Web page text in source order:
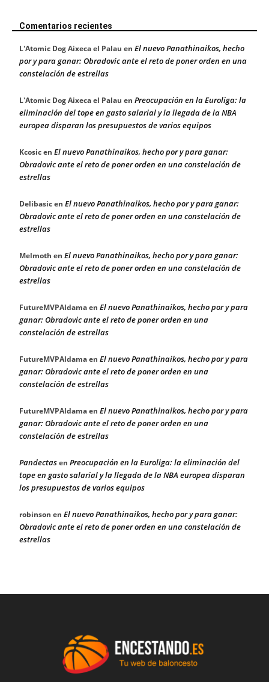
Comentarios recientes
L'Atomic Dog Aixeca el Palau en El nuevo Panathinaikos, hecho
por y para ganar: Obradovic ante el reto de poner orden en una
constelación de estrellas
L'Atomic Dog Aixeca el Palau en Preocupación en la Euroliga: la
eliminación del tope en gasto salarial y la llegada de la NBA
europea disparan los presupuestos de varios equipos
Kcosicen El nuevo Panathinaikos, hecho por y para ganar:
Obradovic ante el reto de poner orden en una constelación de
estrellas
Delibasicen El nuevo Panathinaikos, hecho por y para ganar:
Obradovic ante el reto de poner orden en una constelación de
estrellas
Melmoth en El nuevo Panathinaikos, hecho por y para ganar:
Obradovic ante el reto de poner orden en una constelación de
estrellas
FutureMVPAldamaen El nuevo Panathinaikos, hecho por y para
ganar: Obradovic ante el reto de poner orden en una
constelación de estrellas
FutureMVPAldamaen El nuevo Panathinaikos, hecho por y para
ganar: Obradovic ante el reto de poner orden en una
constelación de estrellas
FutureMVPAldamaen El nuevo Panathinaikos, hecho por y para
ganar: Obradovic ante el reto de poner orden en una
constelación de estrellas
Pandectasen Preocupación en la Euroliga: la eliminación del
tope en gasto salarial y la llegada de la NBA europea disparan
los presupuestos de varios equipos
robinson en El nuevo Panathinaikos, hecho por y para ganar:
Obradovic ante el reto de poner orden en una constelación de
estrellas